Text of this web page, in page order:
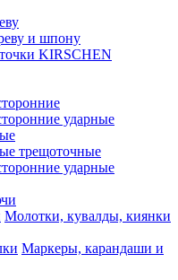
и шпону
KIRSCHEN
ударные
трещоточные
ударные
Молотки, кувалды, киянки
Маркеры, карандаши и